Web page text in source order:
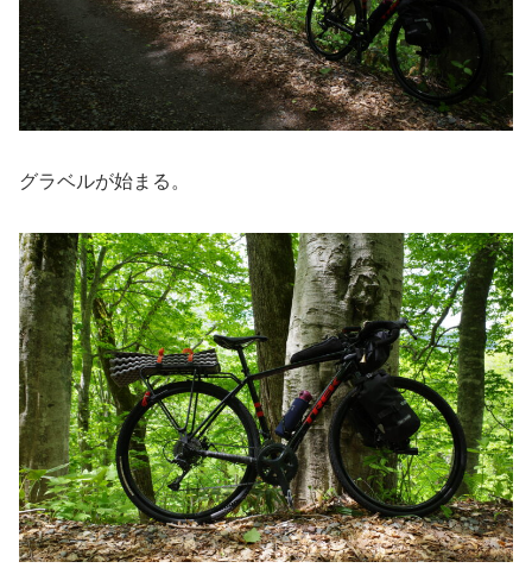
グラベルが始まる。